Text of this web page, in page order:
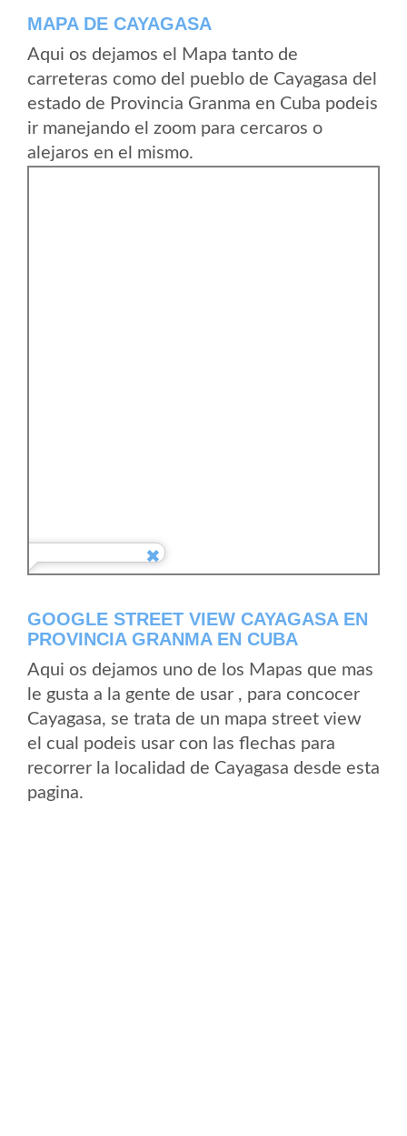
MAPA DE CAYAGASA
Aqui os dejamos el Mapa tanto de
carreteras como del pueblo de Cayagasa del
estado de Provincia Granma en Cuba podeis
ir manejando el zoom para cercaros o
alejaros en el mismo.
GOOGLE STREET VIEW CAYAGASA EN
PROVINCIA GRANMA EN CUBA
Aqui os dejamos uno de los Mapas que mas
le gusta a la gente de usar , para concocer
Cayagasa, se trata de un mapa street view
el cual podeis usar con las flechas para
recorrer la localidad de Cayagasa desde esta
pagina.